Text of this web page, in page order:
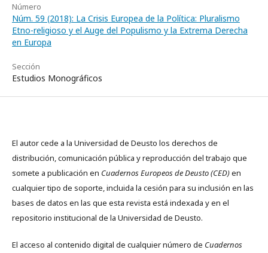
Número
Núm. 59 (2018): La Crisis Europea de la Política: Pluralismo
Etno-religioso y el Auge del Populismo y la Extrema Derecha
en Europa
Sección
Estudios Monográficos
El autor cede a la Universidad de Deusto los derechos de
distribución, comunicación pública y reproducción del trabajo que
somete a publicación en Cuadernos Europeos de Deusto (CED)en
cualquier tipo de soporte, incluida la cesión para su inclusión en las
bases de datos en las que esta revista está indexada y en el
repositorio institucional de la Universidad de Deusto.
El acceso al contenido digital de cualquier número de Cuadernos